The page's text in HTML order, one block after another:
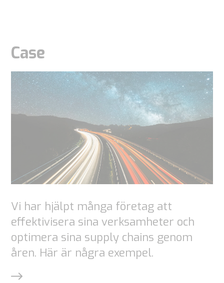
Case
Vi har hjälpt många företag att
effektivisera sina verksamheter och
optimera sina supply chains genom
åren. Här är några exempel.